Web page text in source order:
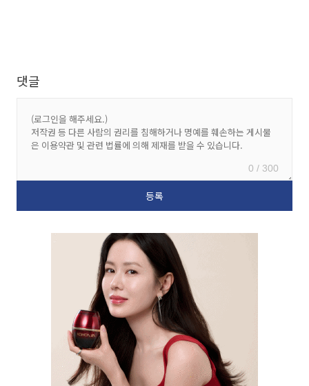
댓글
0 / 300